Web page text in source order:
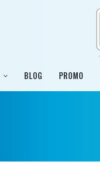
BLOG PROMO